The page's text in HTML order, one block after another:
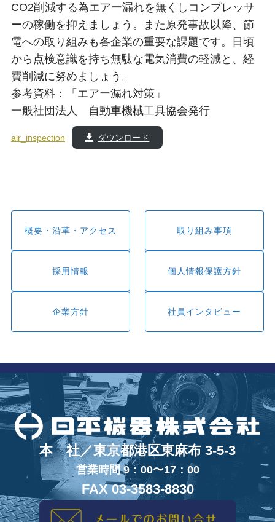
CO2削減する為エアー漏れを無くしコンプレッサ
ーの稼働を抑えましょう。また原発事故以降、節
電への取り組みも各企業の重要な課題です。日頃
から点検意識を持ち無駄な電気消費の軽減と、経
費削減に努めましょう。
参考資料：「エアー漏れ対策」
一般社団法人 自動車機械工具協会発行
air_inspection ダウンロード
概要・沿革・アクセス 取り組み事項
採用情報 個人情報保護方針
企業方針 社員インタビュー
本 社／東京都港区東麻布 3-5-3
営業時間 9：00〜17：00
FAX 03-3583-8830